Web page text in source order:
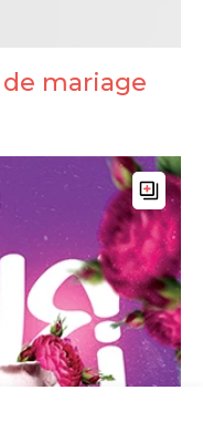
mariage